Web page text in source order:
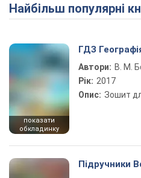
Найбільш популярні
показати
обкладинку
ГДЗ
Автори: В. М.
Рік: 2017
Опис: Зошит
Підручники